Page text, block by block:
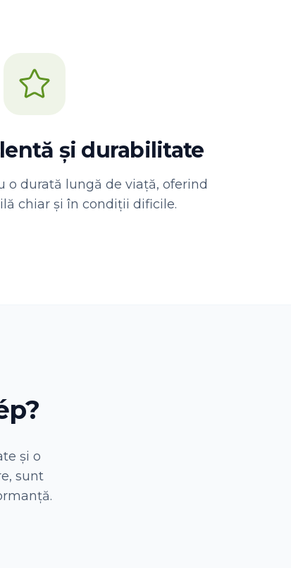
și durabilitate
o durată lungă de viață, oferind
chiar și în condiții dificile.
și o
sunt